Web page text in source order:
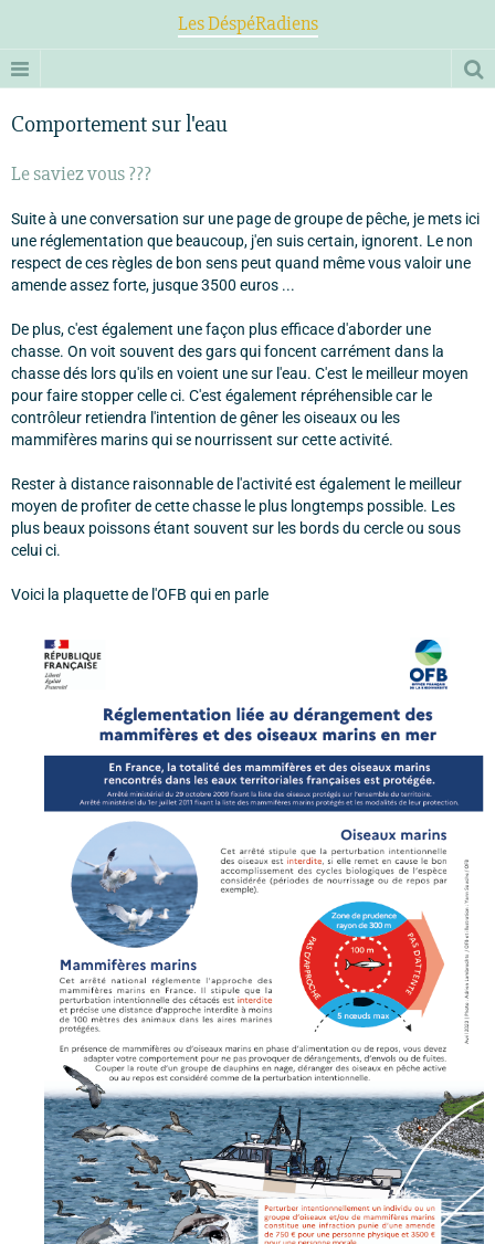
Les DéspéRadiens
Comportement sur l'eau
Le saviez vous ???
Suite à une conversation sur une page de groupe de pêche, je mets ici
une réglementation que beaucoup, j'en suis certain, ignorent. Le non
respect de ces règles de bon sens peut quand même vous valoir une
amende assez forte, jusque 3500 euros ...
De plus, c'est également une façon plus efficace d'aborder une
chasse. On voit souvent des gars qui foncent carrément dans la
chasse dés lors qu'ils en voient une sur l'eau. C'est le meilleur moyen
pour faire stopper celle ci. C'est également répréhensible car le
contrôleur retiendra l'intention de gêner les oiseaux ou les
mammifères marins qui se nourrissent sur cette activité.
Rester à distance raisonnable de l'activité est également le meilleur
moyen de profiter de cette chasse le plus longtemps possible. Les
plus beaux poissons étant souvent sur les bords du cercle ou sous
celui ci.
Voici la plaquette de l'OFB qui en parle